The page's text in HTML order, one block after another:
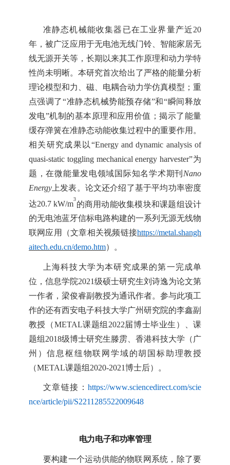
准静态机械能收集器已在工业界量产近20
年，被广泛应用于无电池无线门铃、智能家居无
线无源开关等， 长期以来其工作原理和动力学特
性尚未明晰。 本研究首次给出了严格的能量分析
理论模型和力、磁、电耦合动力学仿真模型；重
点强调了“准静态机械势能预存储”和“瞬间释放
发电”机制的基本原理和应用价值；揭示了能量
缓存弹簧在准静态动能收集过程中的重要作用。
相关研究 成果以 “Energy and dynamic analysis of
quasi-static toggling mechanical energy harvester”为
题，在微能量发电领域国际知名学术期刊 Nano
Energy上发表。论文还介绍了基于平均功率密度
达20.7 kW/m
3
的商用动能收集模块和课题组设计
的无电池蓝牙信标电路构建的一系列无源无线物
联网 应用 （文章相关视频链接https://metal.shangh
aitech.edu.cn/demo.htm） 。
上海科技大学为本研究成果的第一完成单
位，信息学院2021级硕士研究生刘诗逸为论文第
一作者，梁俊睿副 教授为通讯作者。参与此项工
作的还有西安电子科技大学广州研究院的李鑫副
教授（METAL课题组 2022届博士毕业生）、课
题组 2018级博士研究生滕雳、香港科技大学（广
州）信息枢纽 物联网学域的胡国标 助理教授
（METAL课题组 2020-2021博士后）。
文章链接：https://www.sciencedirect.com/scie
nce/article/pii/S2211285522009648
电力电子和功率管理
要构建一个运动供能的物联网系统，除了要